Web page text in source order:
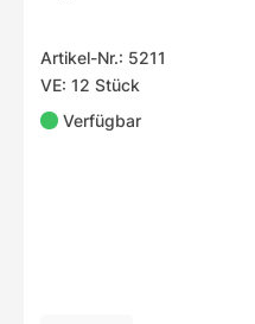
Artikel-Nr.: 5211
VE: 12 Stück
Verfügbar